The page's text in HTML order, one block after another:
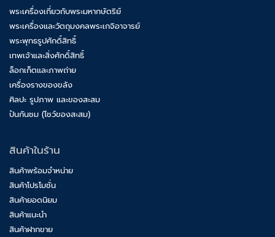
พระเครื่องเกี่ยวกับพระมหากษัตริย์
พระเครื่องและวัตถุมงคลพระเกจิอาจารย์
พระพุทธรูปศักดิ์สิทธิ์
เทพเจ้าและสิ่งศักดิ์สิทธิ์
ล็อกเก็ตและภาพถ่าย
เครื่องรางของขลัง
ศิลปะ รูปภาพ และของสะสม
ปันกันชม (โชว์ของสะสม)
สินค้าในร้าน
สินค้าพร้อมจำหน่าย
สินค้าโปรโมชั่น
สินค้ายอดนิยม
สินค้าแนะนำ
สินค้าฝากขาย